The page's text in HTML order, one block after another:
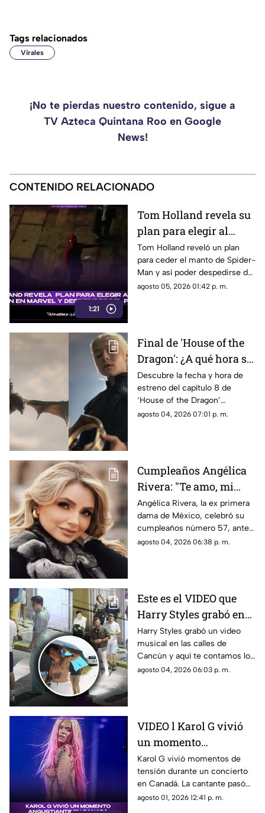
Tags relacionados
Virales
¡No te pierdas nuestro contenido, sigue a
TV Azteca Quintana Roo en Google
News!
CONTENIDO RELACIONADO
1:21
Tom Holland revela su
plan para elegir al
próximo Spider-Man
en Marvel y despedirse
del personaje
Tom Holland reveló un plan
para ceder el manto de Spider-
Man y así poder despedirse del
personaje. Aquí te
agosto 05, 2026 01:42 p. m.
Final de 'House of the
Dragon': ¿A qué hora se
estrena el ÚLTIMO
capítulo de la
temporada 3 de La Casa
del Dragón en México?
Descubre la fecha y hora de
estreno del capítulo 8 de
‘House of the Dragon’
temporada 3 en México. Todos
agosto 04, 2026 07:01 p. m.
Cumpleaños Angélica
Rivera: "Te amo, mi
Gaviota", uno de los
mensajes a la ex
primera dama
Angélica Rivera, la ex primera
dama de México, celebró su
cumpleaños número 57, ante
esto las muestras de cariño no
agosto 04, 2026 06:38 p. m.
Este es el VIDEO que
Harry Styles grabó en
Cancún: ¿En qué zonas
de Quintana Roo filmó
el cantante el videoclip
de ‘Lights Up’?
Harry Styles grabó un video
musical en las calles de
Cancún y aquí te contamos los
detalles de la grabación, así
agosto 04, 2026 06:03 p. m.
VIDEO l Karol G vivió
un momento
angustiante durante
una presentación en
Canadá
Karol G vivió momentos de
tensión durante un concierto
en Canadá. La cantante pasó
un gran susto en plena
agosto 01, 2026 12:41 p. m.